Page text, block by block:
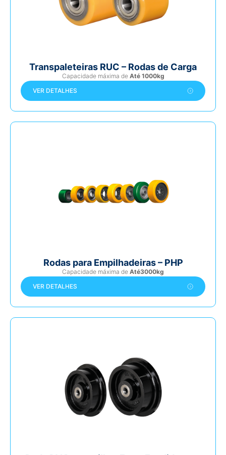
Transpaleteiras RUC – Rodas de Carga
Capacidade máxima de Até 1000kg
VER DETALHES
Rodas para Empilhadeiras – PHP
Capacidade máxima de Até3000kg
VER DETALHES